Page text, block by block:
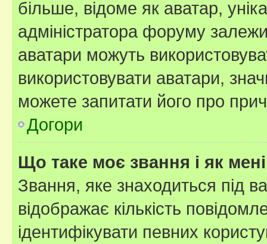
більше, відоме як аватар,
адміністратора форуму
аватари можуть
використовувати аватари,
можете запитати його про
Догори
Що таке моє звання і як
Звання, яке знаходиться під
відображає кількість
ідентифікувати певних